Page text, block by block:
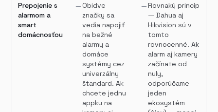
Prepojenie s
alarmom a
smart
domácnosťou
Obidve
značky sa
vedia napojiť
na bežné
alarmy a
domáce
systémy cez
univerzálny
štandard. Ak
chcete jednu
appku na
Rovnaký princíp
— Dahua aj
Hikvision sú v
tomto
rovnocenné. Ak
alarm aj kamery
začínate od
nuly,
odporúčame
jeden
ekosystém